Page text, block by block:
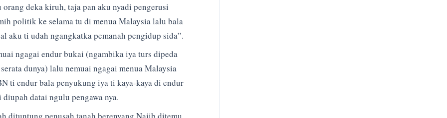
deka kiruh, taja pan aku nyadi pengerusi
politik ke selama tu di menua Malaysia lalu bala
aku ti udah ngangkatka pemanah pengidup sida”.
ngagai endur bukai (ngambika iya turs dipeda
dunya) lalu nemuai ngagai menua Malaysia
ti endur bala penyukung iya ti kaya-kaya di endur
datai ngulu pengawa nya.
dituntung penusah tanah berenyang Najib ditemu